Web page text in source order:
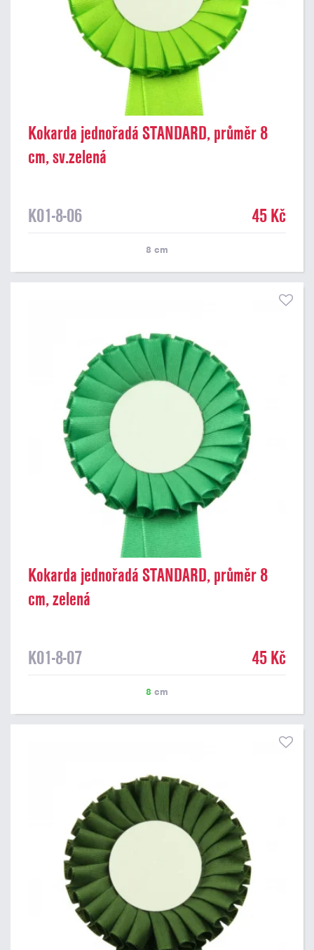
Kokarda jednořadá STANDARD, průměr 8
cm, sv.zelená
K01-8-06 45 Kč
8 cm
Kokarda jednořadá STANDARD, průměr 8
cm, zelená
K01-8-07 45 Kč
8 cm